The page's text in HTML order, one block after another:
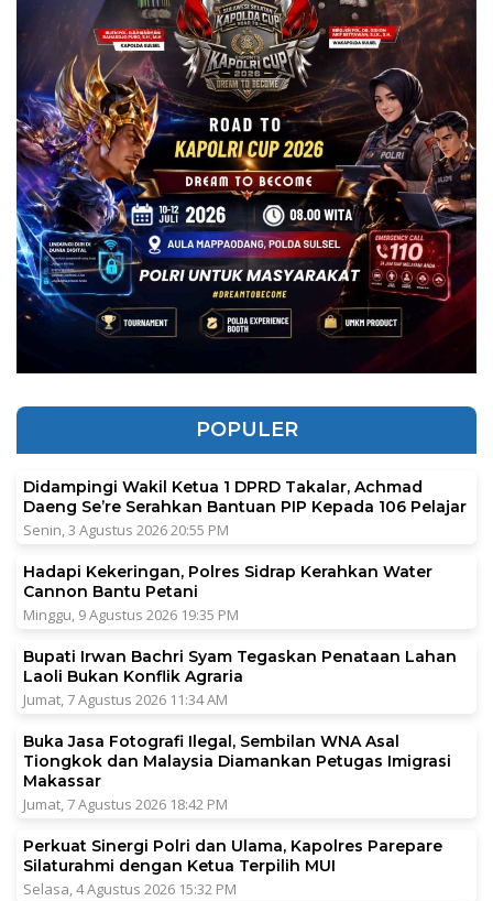
POPULER
Didampingi Wakil Ketua 1 DPRD Takalar, Achmad
Daeng Se’re Serahkan Bantuan PIP Kepada 106 Pelajar
Senin, 3 Agustus 2026 20:55 PM
Hadapi Kekeringan, Polres Sidrap Kerahkan Water
Cannon Bantu Petani
Minggu, 9 Agustus 2026 19:35 PM
Bupati Irwan Bachri Syam Tegaskan Penataan Lahan
Laoli Bukan Konflik Agraria
Jumat, 7 Agustus 2026 11:34 AM
Buka Jasa Fotografi Ilegal, Sembilan WNA Asal
Tiongkok dan Malaysia Diamankan Petugas Imigrasi
Makassar
Jumat, 7 Agustus 2026 18:42 PM
Perkuat Sinergi Polri dan Ulama, Kapolres Parepare
Silaturahmi dengan Ketua Terpilih MUI
Selasa, 4 Agustus 2026 15:32 PM